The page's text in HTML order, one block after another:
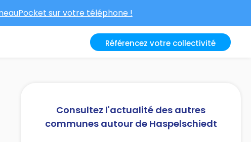
sur votre téléphone !
Référencez votre collectivité
Consultez l'actualité des autres
communes autour de Haspelschiedt